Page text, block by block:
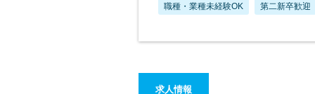
職種・業種未経験OK 第二新卒歓迎
求人情報